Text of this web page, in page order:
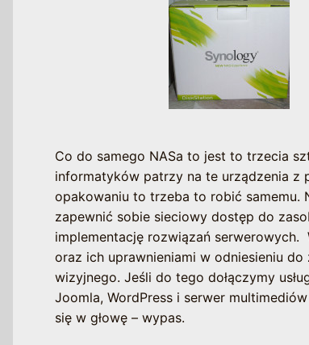
Co do samego NASa to jest to trzecia
informatyków patrzy na te urządzenia z
opakowaniu to trzeba to robić samemu.
zapewnić sobie sieciowy dostęp do
implementację rozwiązań serwerowych.
oraz ich uprawnieniami w odniesieniu
wizyjnego. Jeśli do tego dołączymy
Joomla, WordPress i serwer
się w głowę – wypas.